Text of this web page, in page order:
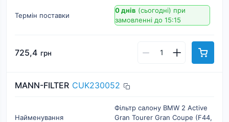
Термін поставки
0 днів (сьогодні) при
замовленні до 15:15
725,4 грн
MANN-FILTER CUK230052
Найменування
Фільтр салону BMW 2 Active
Gran Tourer Gran Coupe (F44,